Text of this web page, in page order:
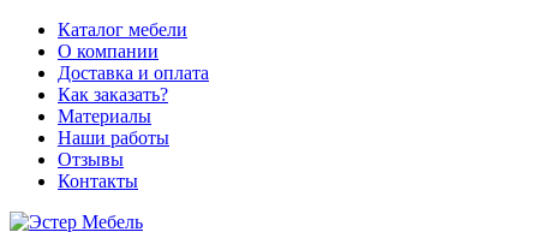
Каталог мебели
О компании
Доставка и оплата
Как заказать?
Материалы
Наши работы
Отзывы
Контакты